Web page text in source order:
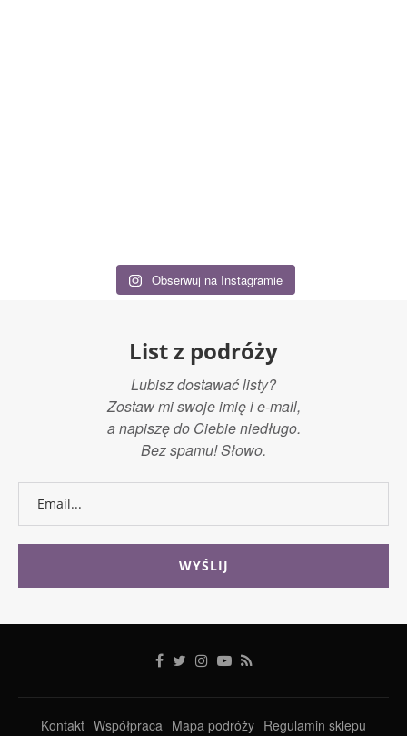
Obserwuj na Instagramie
List z podróży
Lubisz dostawać listy?
Zostaw mi swoje imię i e-mail,
a napiszę do Ciebie niedługo.
Bez spamu! Słowo.
Kontakt Współpraca Mapa podróży Regulamin sklepu